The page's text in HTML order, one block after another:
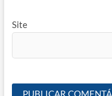
Site